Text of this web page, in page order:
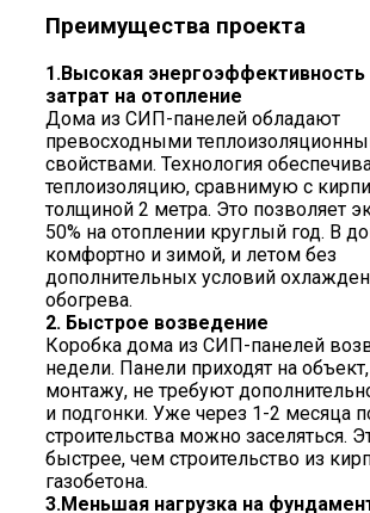
Преимущества проекта
1.Высокая
затрат на отопление
Дома из СИП-панелей обладают
превосходными
свойствами. Технология
теплоизоляцию, сравнимую с
толщиной 2 метра. Это позволяет
50% на отоплении круглый год. В
комфортно и зимой, и летом без
дополнительных условий
обогрева.
2. Быстрое возведение
Коробка дома из СИП-панелей
недели. Панели приходят на
монтажу, не требуют
и подгонки. Уже через 1-2 месяца
строительства можно заселяться.
быстрее, чем строительство из
газобетона.
3.Меньшая нагрузка на